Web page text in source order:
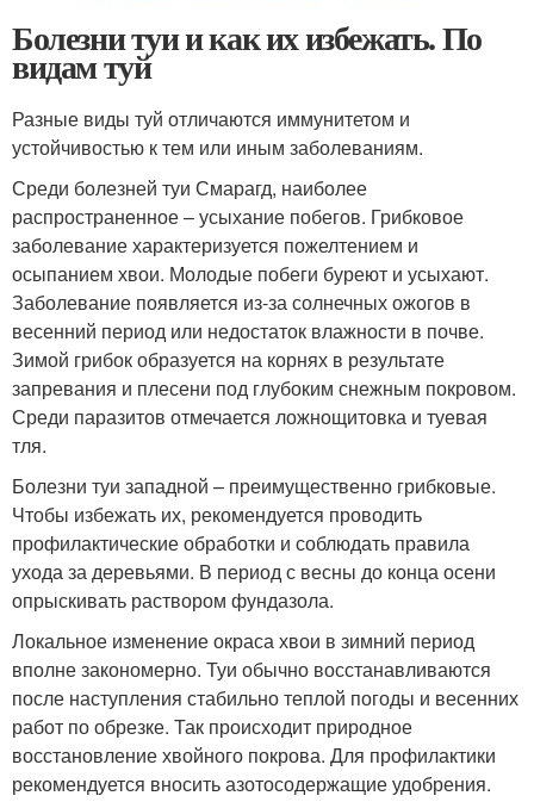
Болезни туи и как их избежать. По
видам туй
Разные виды туй отличаются иммунитетом и
устойчивостью к тем или иным заболеваниям.
Среди болезней туи Смарагд, наиболее
распространенное – усыхание побегов. Грибковое
заболевание характеризуется пожелтением и
осыпанием хвои. Молодые побеги буреют и усыхают.
Заболевание появляется из-за солнечных ожогов в
весенний период или недостаток влажности в почве.
Зимой грибок образуется на корнях в результате
запревания и плесени под глубоким снежным покровом.
Среди паразитов отмечается ложнощитовка и туевая
тля.
Болезни туи западной – преимущественно грибковые.
Чтобы избежать их, рекомендуется проводить
профилактические обработки и соблюдать правила
ухода за деревьями. В период с весны до конца осени
опрыскивать раствором фундазола.
Локальное изменение окраса хвои в зимний период
вполне закономерно. Туи обычно восстанавливаются
после наступления стабильно теплой погоды и весенних
работ по обрезке. Так происходит природное
восстановление хвойного покрова. Для профилактики
рекомендуется вносить азотосодержащие удобрения.